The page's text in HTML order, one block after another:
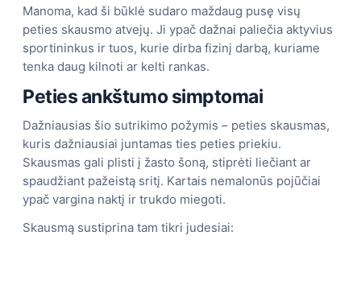
Manoma, kad ši būklė sudaro maždaug pusę visų
peties skausmo atvejų. Ji ypač dažnai paliečia aktyvius
sportininkus ir tuos, kurie dirba fizinį darbą, kuriame
tenka daug kilnoti ar kelti rankas.
Peties ankštumo simptomai
Dažniausias šio sutrikimo požymis – peties skausmas,
kuris dažniausiai juntamas ties peties priekiu.
Skausmas gali plisti į žasto šoną, stiprėti liečiant ar
spaudžiant pažeistą sritį. Kartais nemalonūs pojūčiai
ypač vargina naktį ir trukdo miegoti.
Skausmą sustiprina tam tikri judesiai: